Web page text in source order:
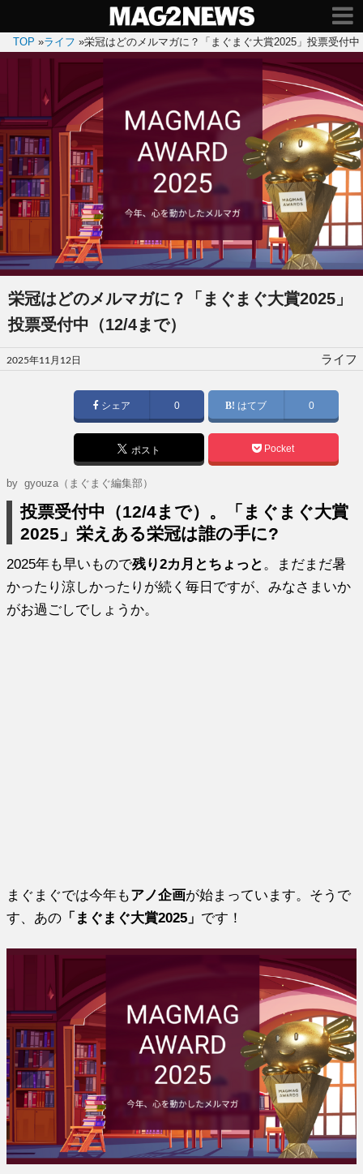
TOP »ライフ »栄冠はどのメルマガに？「まぐまぐ大賞2025」投票受付中
栄冠はどのメルマガに？「まぐまぐ大賞2025」
投票受付中（12/4まで）
投
稿
2025年11月12日 ライフ
シェア 0 はてブ 0
ポスト Pocket
by gyouza（まぐまぐ編集部）
投票受付中（12/4まで）。「まぐまぐ大賞
2025」栄えある栄冠は誰の手に?
2025年も早いもので残り2カ月とちょっと 。まだまだ暑
かったり涼しかったりが続く毎日ですが、みなさまいか
がお過ごしでしょうか。
まぐまぐでは今年もアノ企画が始まっています。そうで
す、あの 「まぐまぐ大賞2025」 です！